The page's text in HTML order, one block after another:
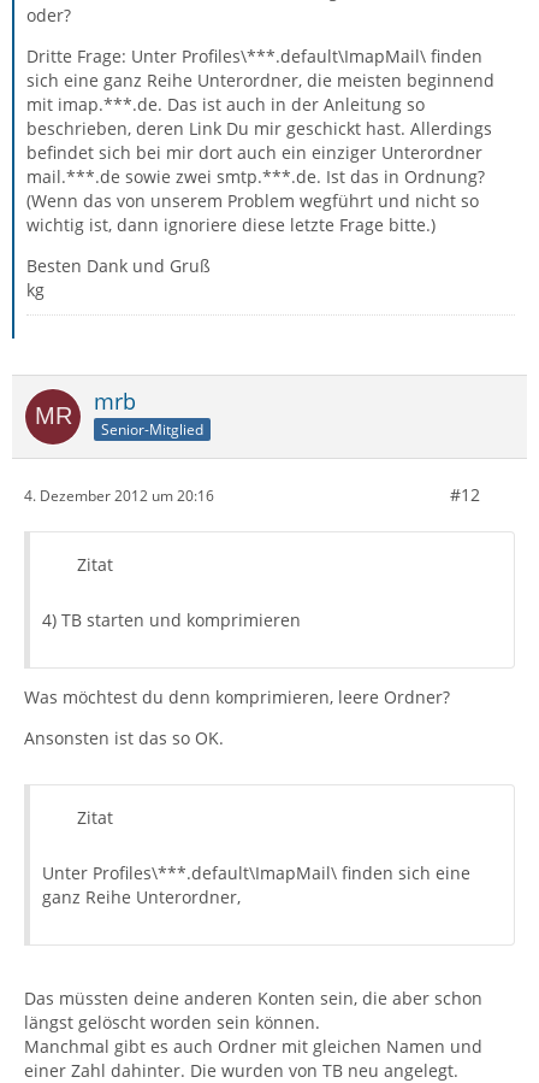
oder?
Dritte Frage: Unter Profiles\***.default\ImapMail\ finden
sich eine ganz Reihe Unterordner, die meisten beginnend
mit imap.***.de. Das ist auch in der Anleitung so
beschrieben, deren Link Du mir geschickt hast. Allerdings
befindet sich bei mir dort auch ein einziger Unterordner
mail.***.de sowie zwei smtp.***.de. Ist das in Ordnung?
(Wenn das von unserem Problem wegführt und nicht so
wichtig ist, dann ignoriere diese letzte Frage bitte.)
Besten Dank und Gruß
kg
mrb
Senior-Mitglied
4. Dezember 2012 um 20:16 #12
Zitat
4) TB starten und komprimieren
Was möchtest du denn komprimieren, leere Ordner?
Ansonsten ist das so OK.
Zitat
Unter Profiles\***.default\ImapMail\ finden sich eine
ganz Reihe Unterordner,
Das müssten deine anderen Konten sein, die aber schon
längst gelöscht worden sein können.
Manchmal gibt es auch Ordner mit gleichen Namen und
einer Zahl dahinter. Die wurden von TB neu angelegt.